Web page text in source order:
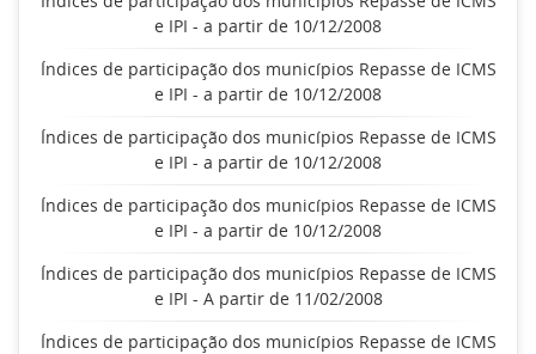
e IPI - a partir de 10/12/2008
Índices de participação dos municípios Repasse de ICMS
e IPI - a partir de 10/12/2008
Índices de participação dos municípios Repasse de ICMS
e IPI - a partir de 10/12/2008
Índices de participação dos municípios Repasse de ICMS
e IPI - a partir de 10/12/2008
Índices de participação dos municípios Repasse de ICMS
e IPI - A partir de 11/02/2008
Índices de participação dos municípios Repasse de ICMS